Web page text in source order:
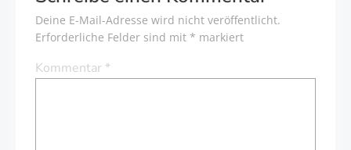
Deine E-Mail-Adresse wird nicht veröffentlicht.
Erforderliche Felder sind mit * markiert
Kommentar *